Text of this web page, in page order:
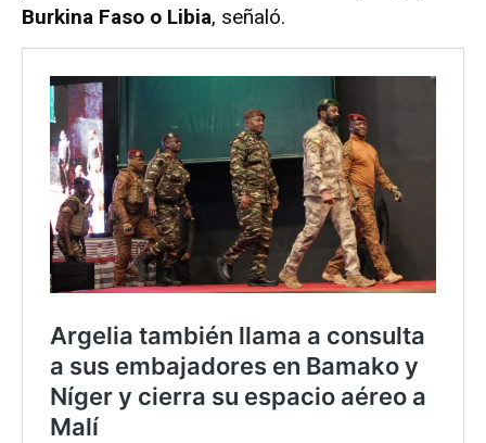
Burkina Faso o Libia, señaló.